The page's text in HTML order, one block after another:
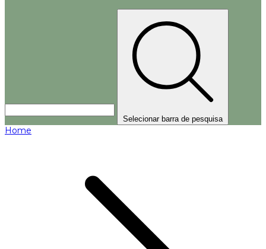
Selecionar barra de pesquisa
Home